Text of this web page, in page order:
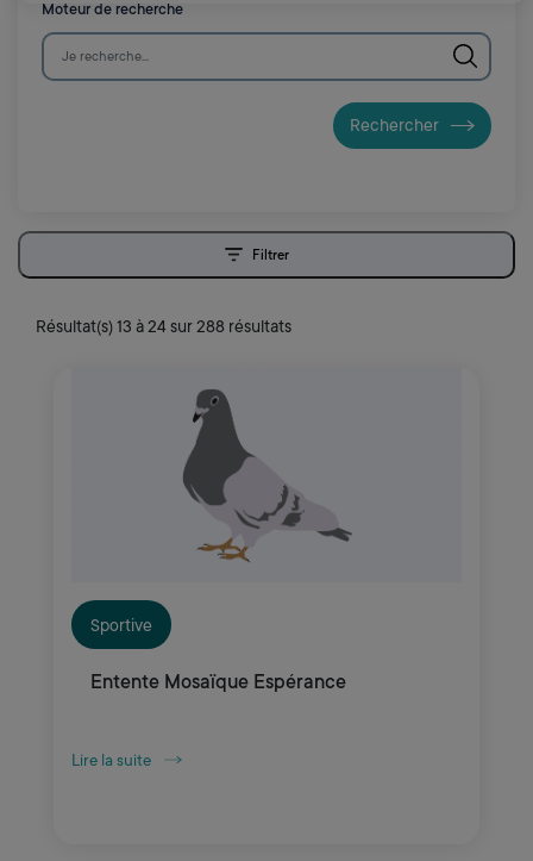
Moteur de recherche
Filtrer
ouvrir les filtres
Résultat(s) 13 à 24 sur 288 résultats
Sportive
Entente Mosaïque Espérance
Lire la suite